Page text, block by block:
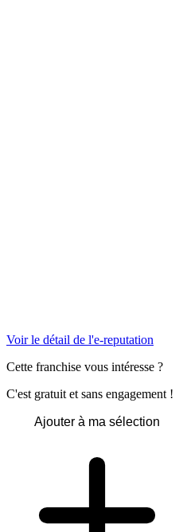
Voir le détail de l'e-reputation
Cette franchise vous intéresse ?
C'est gratuit et sans engagement !
Ajouter à ma sélection